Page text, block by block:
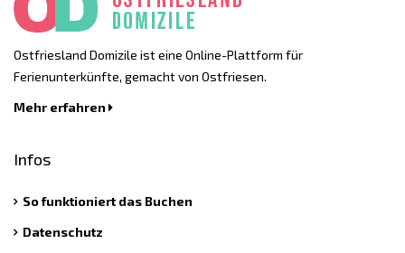
Ostfriesland Domizile ist eine Online-Plattform für
Ferienunterkünfte, gemacht von Ostfriesen.
Mehr erfahren
Infos
So funktioniert das Buchen
Datenschutz